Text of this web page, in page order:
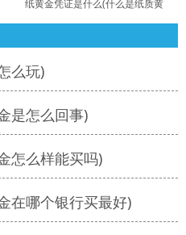
纸黄金凭证是什么(什么是纸质黄
么玩)
是怎么回事)
怎么样能买吗)
在哪个银行买最好)